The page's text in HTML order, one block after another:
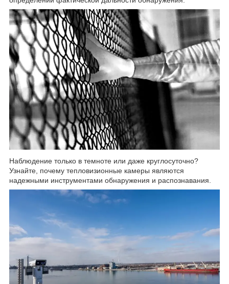
Наблюдение только в темноте или даже круглосуточно?
Узнайте, почему тепловизионные камеры являются
надежными инструментами обнаружения и распознавания.